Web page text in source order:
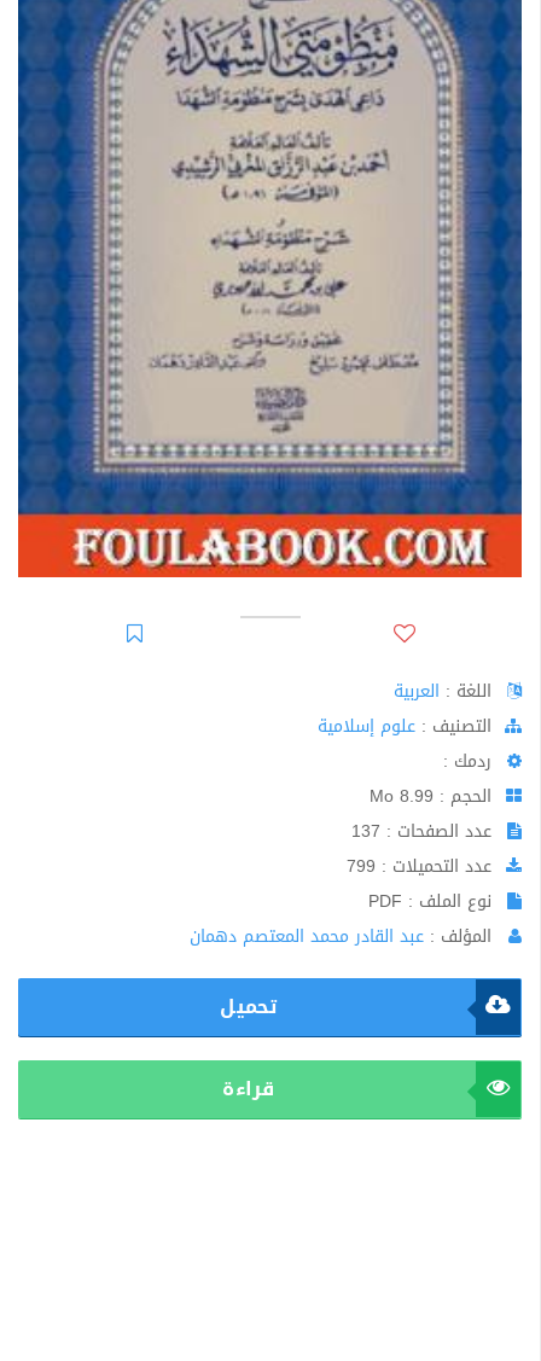
اللغة : العربية
اﻟﺘﺼﻨﻴﻒ : علوم إسلامية
ردمك :
الحجم : 8.99 Mo
عدد الصفحات : 137
عدد التحميلات : 799
نوع الملف : PDF
المؤلف : عبد القادر محمد المعتصم دهمان
تحميل
قراءة